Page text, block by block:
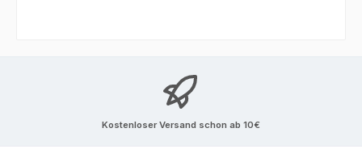
Kostenloser Versand schon ab 10€